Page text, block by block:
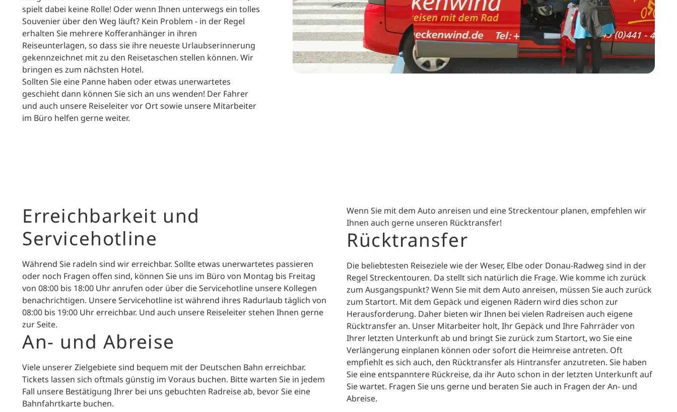
spielt dabei keine Rolle! Oder wenn Ihnen unterwegs ein tolles
Souvenier über den Weg läuft? Kein Problem - in der Regel
erhalten Sie mehrere Kofferanhänger in ihren
Reiseunterlagen, so dass sie ihre neueste Urlaubserinnerung
gekennzeichnet mit zu den Reisetaschen stellen können. Wir
bringen es zum nächsten Hotel.
Sollten Sie eine Panne haben oder etwas unerwartetes
geschieht dann können Sie sich an uns wenden! Der Fahrer
und auch unsere Reiseleiter vor Ort sowie unsere Mitarbeiter
im Büro helfen gerne weiter.
Erreichbarkeit und
Servicehotline
Während Sie radeln sind wir erreichbar. Sollte etwas unerwartetes passieren
oder noch Fragen offen sind, können Sie uns im Büro von Montag bis Freitag
von 08:00 bis 18:00 Uhr anrufen oder über die Servicehotline unsere Kollegen
benachrichtigen. Unsere Servicehotline ist während ihres Radurlaub täglich von
08:00 bis 19:00 Uhr erreichbar. Und auch unsere Reiseleiter stehen Ihnen gerne
zur Seite.
An- und Abreise
Viele unserer Zielgebiete sind bequem mit der Deutschen Bahn erreichbar.
Tickets lassen sich oftmals günstig im Voraus buchen. Bitte warten Sie in jedem
Fall unsere Bestätigung Ihrer bei uns gebuchten Radreise ab, bevor Sie eine
Bahnfahrtkarte buchen.
Wenn Sie mit dem Auto anreisen und eine Streckentour planen, empfehlen wir
Ihnen auch gerne unseren Rücktransfer!
Rücktransfer
Die beliebtesten Reiseziele wie der Weser, Elbe oder Donau-Radweg sind in der
Regel Streckentouren. Da stellt sich natürlich die Frage. Wie komme ich zurück
zum Ausgangspunkt? Wenn Sie mit dem Auto anreisen, müssen Sie auch zurück
zum Startort. Mit dem Gepäck und eigenen Rädern wird dies schon zur
Herausforderung. Daher bieten wir Ihnen bei vielen Radreisen auch eigene
Rücktransfer an. Unser Mitarbeiter holt, Ihr Gepäck und Ihre Fahrräder von
Ihrer letzten Unterkunft ab und bringt Sie zurück zum Startort, wo Sie eine
Verlängerung einplanen können oder sofort die Heimreise antreten. Oft
empfiehlt es sich auch, den Rücktransfer als Hintransfer anzutreten. Sie haben
Sie eine entspanntere Rückreise, da ihr Auto schon in der letzten Unterkunft auf
Sie wartet. Fragen Sie uns gerne und beraten Sie auch in Fragen der An- und
Abreise.